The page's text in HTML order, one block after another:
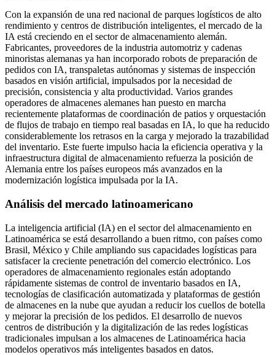
Con la expansión de una red nacional de parques logísticos de alto
rendimiento y centros de distribución inteligentes, el mercado de la
IA está creciendo en el sector de almacenamiento alemán.
Fabricantes, proveedores de la industria automotriz y cadenas
minoristas alemanas ya han incorporado robots de preparación de
pedidos con IA, transpaletas autónomas y sistemas de inspección
basados ​​en visión artificial, impulsados ​​por la necesidad de
precisión, consistencia y alta productividad. Varios grandes
operadores de almacenes alemanes han puesto en marcha
recientemente plataformas de coordinación de patios y orquestación
de flujos de trabajo en tiempo real basadas en IA, lo que ha reducido
considerablemente los retrasos en la carga y mejorado la trazabilidad
del inventario. Este fuerte impulso hacia la eficiencia operativa y la
infraestructura digital de almacenamiento refuerza la posición de
Alemania entre los países europeos más avanzados en la
modernización logística impulsada por la IA.
Análisis del mercado latinoamericano
La inteligencia artificial (IA) en el sector del almacenamiento en
Latinoamérica se está desarrollando a buen ritmo, con países como
Brasil, México y Chile ampliando sus capacidades logísticas para
satisfacer la creciente penetración del comercio electrónico. Los
operadores de almacenamiento regionales están adoptando
rápidamente sistemas de control de inventario basados ​​en IA,
tecnologías de clasificación automatizada y plataformas de gestión
de almacenes en la nube que ayudan a reducir los cuellos de botella
y mejorar la precisión de los pedidos. El desarrollo de nuevos
centros de distribución y la digitalización de las redes logísticas
tradicionales impulsan a los almacenes de Latinoamérica hacia
modelos operativos más inteligentes basados ​​en datos.